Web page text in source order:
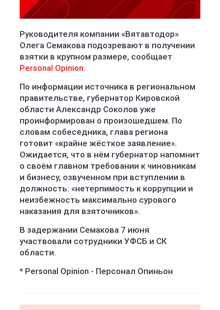
Руководителя компании «Вятавтодор»
Олега Семакова подозревают в получении
взятки в крупном размере, сообщает
Personal Opinion.
По информации источника в региональном
правительстве, губернатор Кировской
области Александр Соколов уже
проинформирован о произошедшем. По
словам собеседника, глава региона
готовит «крайне жёсткое заявление».
Ожидается, что в нём губернатор напомнит
о своём главном требовании к чиновникам
и бизнесу, озвученном при вступлении в
должность: «нетерпимость к коррупции и
неизбежность максимально сурового
наказания для взяточников».
В задержании Семакова 7 июня
участвовали сотрудники УФСБ и СК
области.
* Personal Opinion - Персонал Опиньон